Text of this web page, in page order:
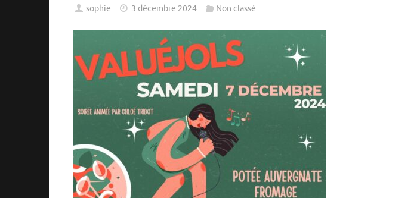
sophie 3 décembre 2024 Non classé